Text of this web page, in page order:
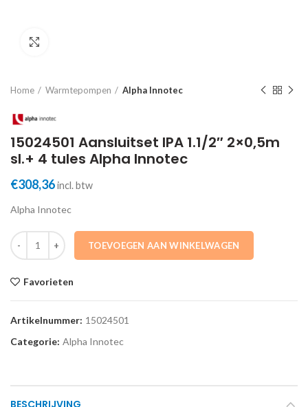
Home Warmtepompen Alpha Innotec
15024501 Aansluitset IPA 1.1/2″ 2×0,5m
sl.+ 4 tules Alpha Innotec
€308,36incl. btw
Alpha Innotec
15024501 Aansluitset IPA 1.1/2" 2x0,5m sl.+ 4 tules Alpha Innotec
TOEVOEGEN AAN WINKELWAGEN
Favorieten
Artikelnummer: 15024501
Categorie: Alpha Innotec
BESCHRIJVING